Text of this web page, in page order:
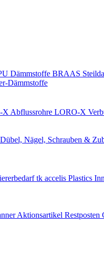
Dämmstoffe BRAAS
Dämmstoffe
Abflussrohre LORO-X
Nägel, Schrauben &
tk accelis Plastics
Aktionsartikel Restposten